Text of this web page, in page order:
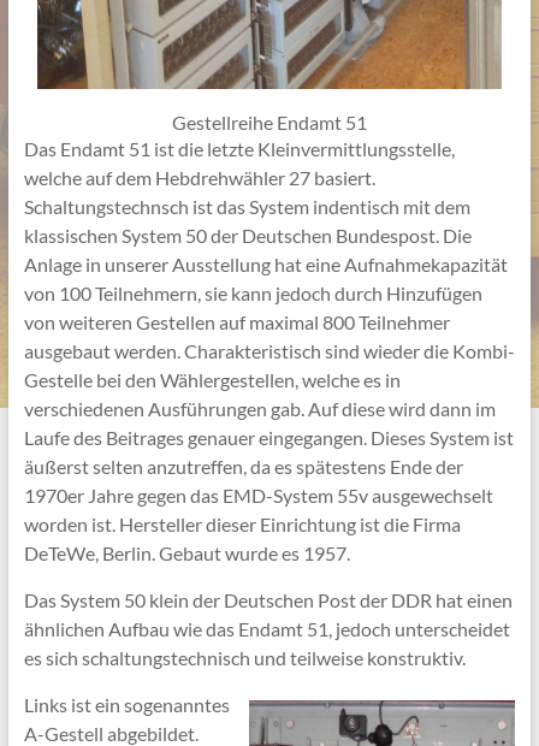
Gestellreihe Endamt 51
Das Endamt 51 ist die letzte Kleinvermittlungsstelle,
welche auf dem Hebdrehwähler 27 basiert.
Schaltungstechnsch ist das System indentisch mit dem
klassischen System 50 der Deutschen Bundespost. Die
Anlage in unserer Ausstellung hat eine Aufnahmekapazität
von 100 Teilnehmern, sie kann jedoch durch Hinzufügen
von weiteren Gestellen auf maximal 800 Teilnehmer
ausgebaut werden. Charakteristisch sind wieder die Kombi-
Gestelle bei den Wählergestellen, welche es in
verschiedenen Ausführungen gab. Auf diese wird dann im
Laufe des Beitrages genauer eingegangen. Dieses System ist
äußerst selten anzutreffen, da es spätestens Ende der
1970er Jahre gegen das EMD-System 55v ausgewechselt
worden ist. Hersteller dieser Einrichtung ist die Firma
DeTeWe, Berlin. Gebaut wurde es 1957.
Das System 50 klein der Deutschen Post der DDR hat einen
ähnlichen Aufbau wie das Endamt 51, jedoch unterscheidet
es sich schaltungstechnisch und teilweise konstruktiv.
Links ist ein sogenanntes
A-Gestell abgebildet.